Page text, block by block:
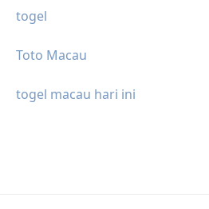
togel
Toto Macau
togel macau hari ini